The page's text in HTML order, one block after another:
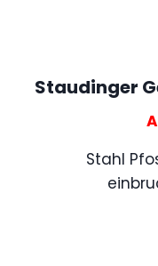
Staudinger
Stahl